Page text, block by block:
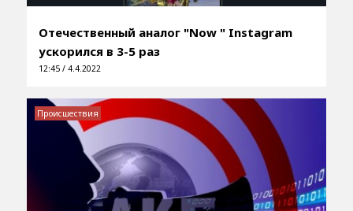
Отечественный аналог "Now " Instagram
ускорился в 3-5 раз
12:45 / 4.4.2022
Происшествия